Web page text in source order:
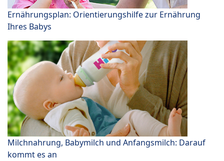
Ernährungsplan: Orientierungshilfe zur Ernährung
Ihres Babys
Milchnahrung, Babymilch und Anfangsmilch: Darauf
kommt es an